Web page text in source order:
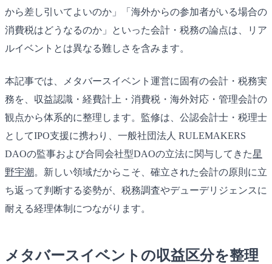
から差し引いてよいのか」「海外からの参加者がいる場合の
消費税はどうなるのか」といった会計・税務の論点は、リア
ルイベントとは異なる難しさを含みます。
本記事では、メタバースイベント運営に固有の会計・税務実
務を、収益認識・経費計上・消費税・海外対応・管理会計の
観点から体系的に整理します。監修は、公認会計士・税理士
としてIPO支援に携わり、一般社団法人 RULEMAKERS
DAOの監事および合同会社型DAOの立法に関与してきた星
野宇潮 。新しい領域だからこそ、確立された会計の原則に立
ち返って判断する姿勢が、税務調査やデューデリジェンスに
耐える経理体制につながります。
メタバースイベントの収益区分を整理